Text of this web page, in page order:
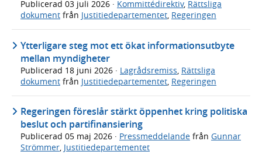
Publicerad 03 juli 2026 · Kommittédirektiv, Rättsliga
dokument från Justitiedepartementet, Regeringen
Ytterligare steg mot ett ökat informationsutbyte
mellan myndigheter
Publicerad 18 juni 2026 · Lagrådsremiss Rättsliga
dokument från Justitiedepartementet Regeringen
Regeringen föreslår stärkt öppenhet kring politiska
beslut och partifinansiering
Publicerad 05 maj 2026 · Pressmeddelande från Gunnar
Strömmer, Justitiedepartementet